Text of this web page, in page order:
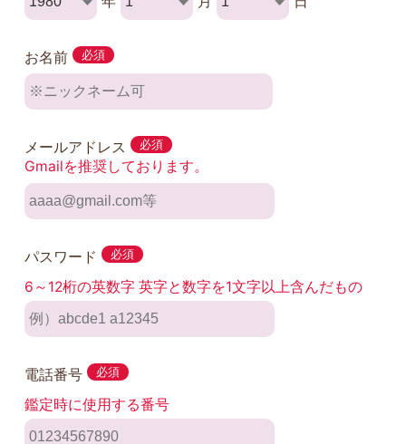
お名前 必須
メールアドレス 必須
Gmailを推奨しております。
パスワード 必須
6～12桁の英数字 英字と数字を1文字以上含んだもの
電話番号 必須
鑑定時に使用する番号